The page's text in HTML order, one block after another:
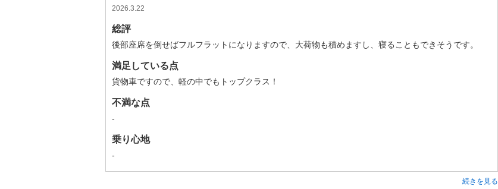
2026.3.22
総評
後部座席を倒せばフルフラットになりますので、大荷物も積めますし、寝ることもできそうです。
満足している点
貨物車ですので、軽の中でもトップクラス！
不満な点
-
乗り心地
-
続きを見る